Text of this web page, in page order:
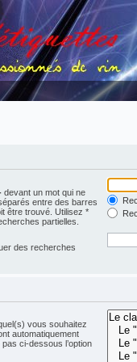
devant un mot qui ne
entre des barres
être trouvé. Utilisez *
partielles.
des recherches
vous souhaitez
automatiquement
ci-dessous l’option